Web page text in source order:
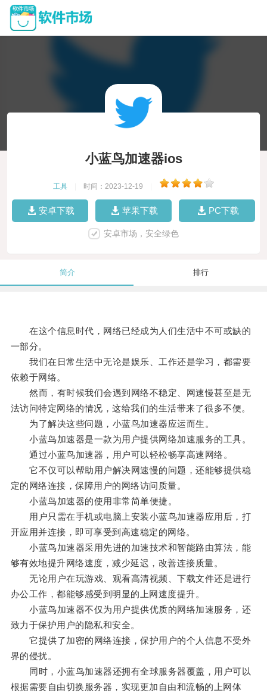
小蓝鸟加速器ios
工具 时间：2023-12-19
安卓下载 苹果下载 PC下载
安卓市场，安全绿色
简介 排行
在这个信息时代，网络已经成为人们生活中不可或缺的
一部分。
我们在日常生活中无论是娱乐、工作还是学习，都需要
依赖于网络。
然而，有时候我们会遇到网络不稳定、网速慢甚至是无
法访问特定网络的情况，这给我们的生活带来了很多不便。
为了解决这些问题，小蓝鸟加速器应运而生。
小蓝鸟加速器是一款为用户提供网络加速服务的工具。
通过小蓝鸟加速器，用户可以轻松畅享高速网络。
它不仅可以帮助用户解决网速慢的问题，还能够提供稳
定的网络连接，保障用户的网络访问质量。
小蓝鸟加速器的使用非常简单便捷。
用户只需在手机或电脑上安装小蓝鸟加速器应用后，打
开应用并连接，即可享受到高速稳定的网络。
小蓝鸟加速器采用先进的加速技术和智能路由算法，能
够有效地提升网络速度，减少延迟，改善连接质量。
无论用户在玩游戏、观看高清视频、下载文件还是进行
办公工作，都能够感受到明显的上网速度提升。
小蓝鸟加速器不仅为用户提供优质的网络加速服务，还
致力于保护用户的隐私和安全。
它提供了加密的网络连接，保护用户的个人信息不受外
界的侵扰。
同时，小蓝鸟加速器还拥有全球服务器覆盖，用户可以
根据需要自由切换服务器，实现更加自由和流畅的上网体